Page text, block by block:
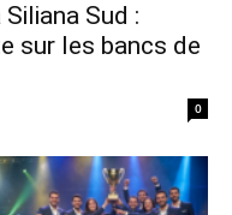
Sud :
sur les bancs de
0